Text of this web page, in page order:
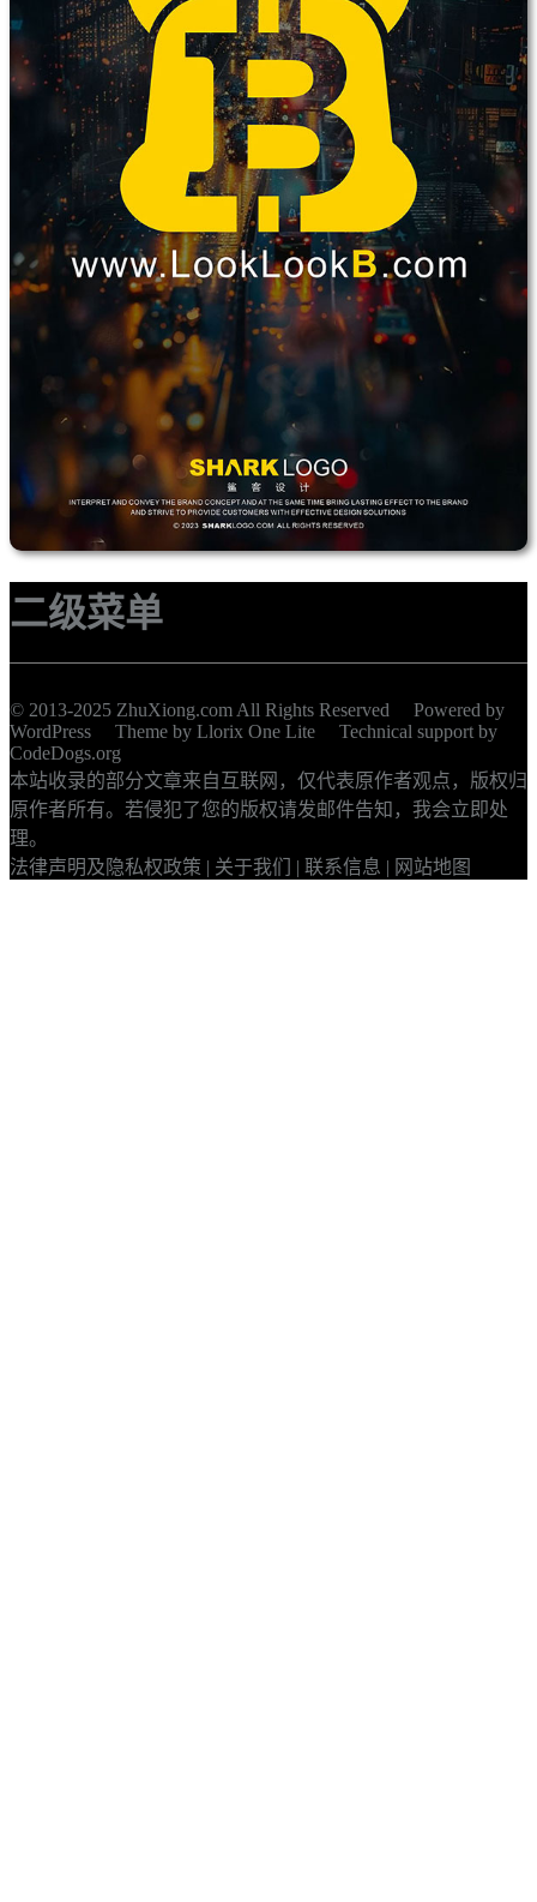
二级菜单
© 2013-2025 ZhuXiong.com All Rights Reserved Powered by
WordPress Theme by Llorix One Lite Technical support by
CodeDogs.org
本站收录的部分文章来自互联网，仅代表原作者观点，版权归
原作者所有。若侵犯了您的版权请发邮件告知，我会立即处
理。
法律声明及隐私权政策 | 关于我们 | 联系信息 | 网站地图